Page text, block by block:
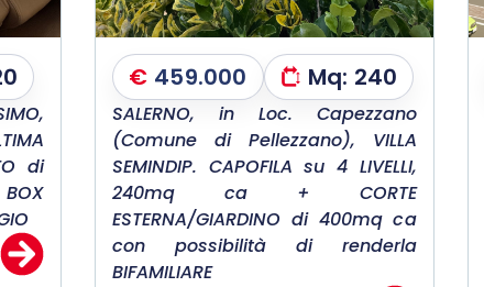
di
€ 459.000 Mq: 240
SALERNO, in Loc. Capezzano
(Comune di Pellezzano), VILLA
SEMINDIP. CAPOFILA su 4 LIVELLI,
240mq ca + CORTE
ESTERNA/GIARDINO di 400mq ca
con possibilità di renderla
BIFAMILIARE